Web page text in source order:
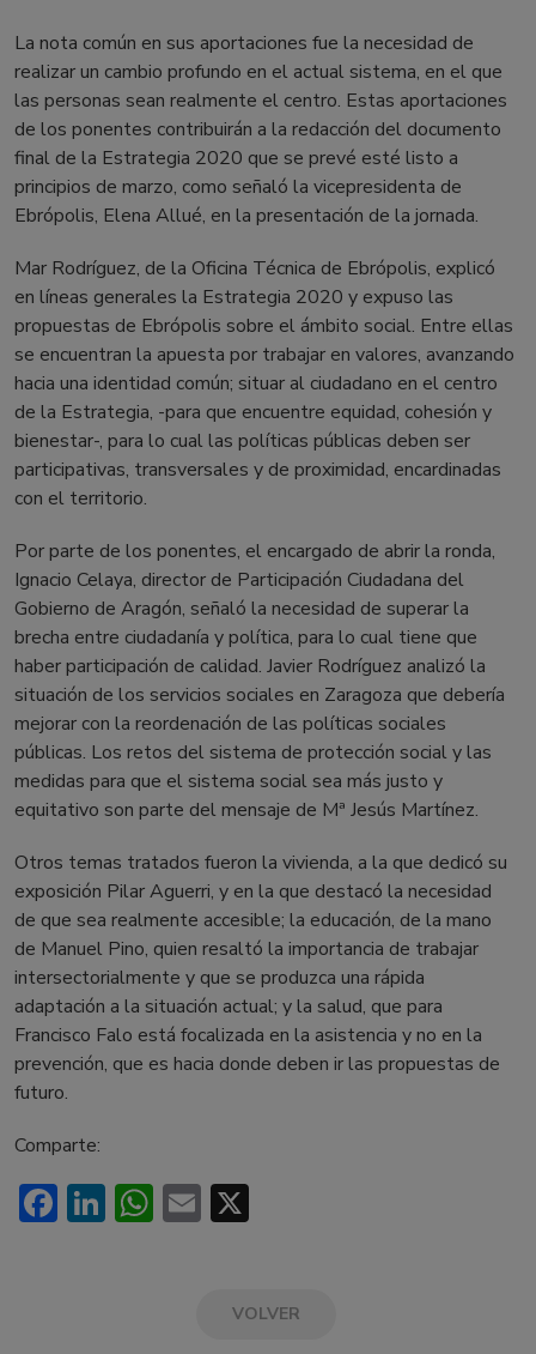
La nota común en sus aportaciones fue la necesidad de
realizar un cambio profundo en el actual sistema, en el que
las personas sean realmente el centro. Estas aportaciones
de los ponentes contribuirán a la redacción del documento
final de la Estrategia 2020 que se prevé esté listo a
principios de marzo, como señaló la vicepresidenta de
Ebrópolis, Elena Allué, en la presentación de la jornada.
Mar Rodríguez, de la Oficina Técnica de Ebrópolis, explicó
en líneas generales la Estrategia 2020 y expuso las
propuestas de Ebrópolis sobre el ámbito social. Entre ellas
se encuentran la apuesta por trabajar en valores, avanzando
hacia una identidad común; situar al ciudadano en el centro
de la Estrategia, -para que encuentre equidad, cohesión y
bienestar-, para lo cual las políticas públicas deben ser
participativas, transversales y de proximidad, encardinadas
con el territorio.
Por parte de los ponentes, el encargado de abrir la ronda,
Ignacio Celaya, director de Participación Ciudadana del
Gobierno de Aragón, señaló la necesidad de superar la
brecha entre ciudadanía y política, para lo cual tiene que
haber participación de calidad. Javier Rodríguez analizó la
situación de los servicios sociales en Zaragoza que debería
mejorar con la reordenación de las políticas sociales
públicas. Los retos del sistema de protección social y las
medidas para que el sistema social sea más justo y
equitativo son parte del mensaje de Mª Jesús Martínez.
Otros temas tratados fueron la vivienda, a la que dedicó su
exposición Pilar Aguerri, y en la que destacó la necesidad
de que sea realmente accesible; la educación, de la mano
de Manuel Pino, quien resaltó la importancia de trabajar
intersectorialmente y que se produzca una rápida
adaptación a la situación actual; y la salud, que para
Francisco Falo está focalizada en la asistencia y no en la
prevención, que es hacia donde deben ir las propuestas de
futuro.
Comparte:
Facebook
LinkedIn
WhatsApp
Email
VOLVER